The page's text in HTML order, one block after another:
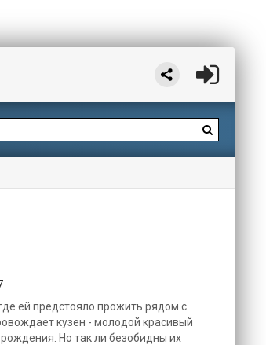
ей предстояло прожить рядом с
кузен - молодой красивый
Но так ли безобидны их